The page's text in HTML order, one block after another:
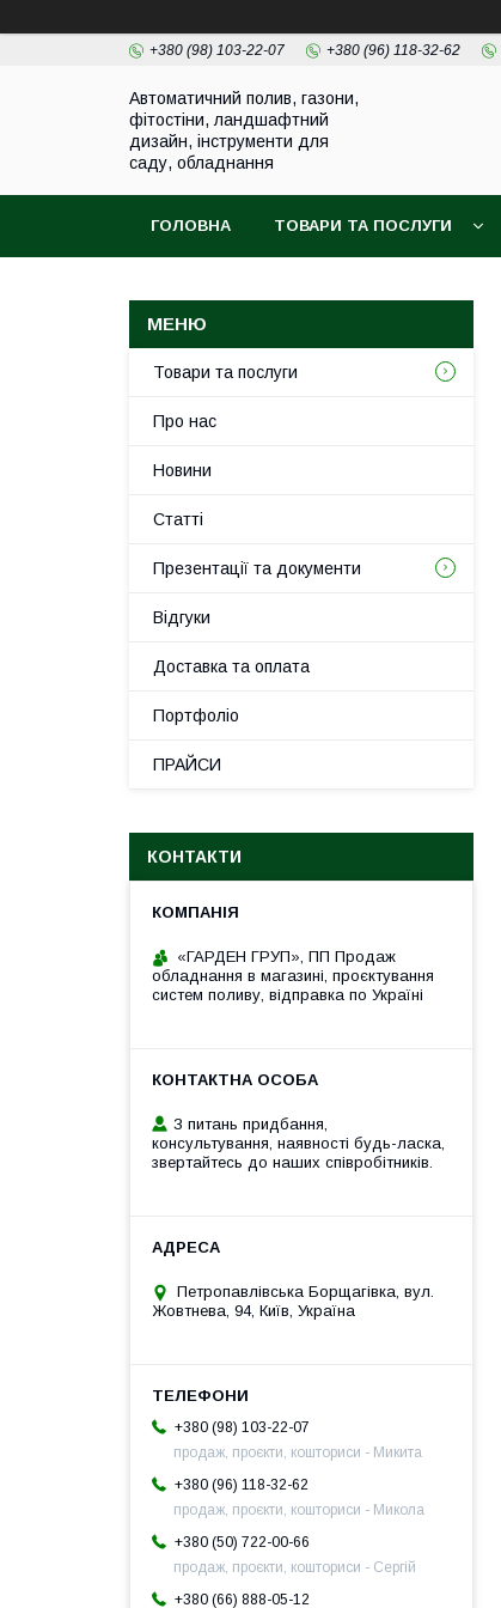
+380 (98) 103-22-07 +380 (96) 118-32-62
Автоматичний полив, газони,
фітостіни, ландшафтний
дизайн, інструменти для
саду, обладнання
ГОЛОВНА ТОВАРИ ТА ПОСЛУГИ
Товари та послуги
Про нас
Новини
Статті
Презентації та документи
Відгуки
Доставка та оплата
Портфоліо
ПРАЙСИ
КОНТАКТИ
«ГАРДЕН ГРУП», ПП Продаж
обладнання в магазині, проєктування
систем поливу, відправка по Україні
З питань придбання,
консультування, наявності будь-ласка,
звертайтесь до наших співробітників.
Петропавлівська Борщагівка, вул.
Жовтнева, 94, Київ, Україна
+380 (98) 103-22-07
продаж, проєкти, кошториси - Микита
+380 (96) 118-32-62
продаж, проєкти, кошториси - Микола
+380 (50) 722-00-66
продаж, проєкти, кошториси - Сергій
+380 (66) 888-05-12